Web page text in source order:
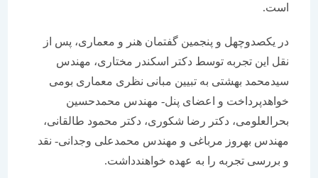
در یکصدوچهل و پنجمین گفتمان هنر و معماری، پس از
نقل این تجربه توسط دکتر اسکندر مختاری، مهندس
سیدمحمد بهشتی به تبیین مبانی نظری معماری بومی
خواهدپرداخت و اعضای پنل- مهندس محمدحسین
بحرالعلومی، دکتر رضا شکوری، دکتر محمود طالقانی،
مهندس بهروز مرباغی و مهندس محمدعلی وجدانی- نقد
و بررسی تجربه را به عهده خواهندداشت.